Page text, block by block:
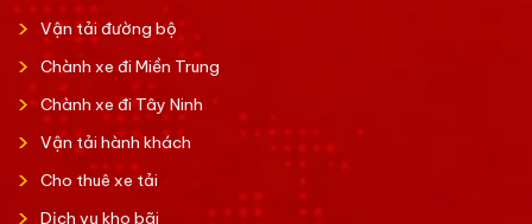
Vận tải đường bộ
Chành xe đi Miền Trung
Chành xe đi Tây Ninh
Vận tải hành khách
Cho thuê xe tải
Dịch vụ kho bãi